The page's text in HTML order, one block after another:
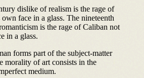
dislike of realism is the rage of
face in a glass. The nineteenth
is the rage of Caliban not
in a glass.
forms part of the subject-matter
morality of art consists in the
medium.